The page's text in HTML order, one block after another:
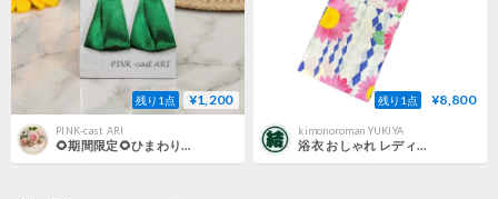
残り1点 ¥1,200
PINK-cast ARI
残り1点 ¥8,800
kimonoroman YUKIYA